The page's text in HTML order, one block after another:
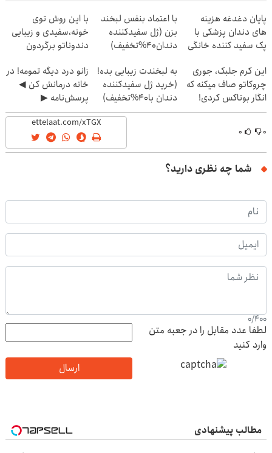
پایان دغدغه هزینه
های دندان پزشکی با
پک سفید کننده خانگی
با اعتماد بنفس لبخند
بزن (ژل سفیدکننده
دندان40%تخفیف)
با این روش توی
خونه،سفیدی و زیبایی
دندوناتو برگردون
این کرم جلبک، جوری
چروکاتو صاف میکنه که
انگار بوتاکس کردی!
(تخفیف ویژه)
به لبخندت زیبایی بده!
(خرید ژل سفیدکننده
دندان با40%تخفیف)
زانو درد دیگه تمومه! در
خانه درمانش کن ◀
پرسش‌نامه ▶
۰ ۰
شما چه نظری دارید؟
0/400
لطفا عدد مقابل را در جعبه متن
وارد کنید
ارسال
مطالب پیشنهادی